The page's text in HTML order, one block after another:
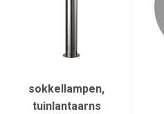
sokkellampen,
tuinlantaarns